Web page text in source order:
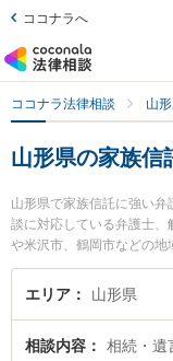
ココナラへ
ココナラ法律相談 山
山形県の家族信
山形県で家族信託に強い
談に対応している弁護士
や米沢市、鶴岡市などの
する家族間の相続トラブ
込み検索もでき便利です
『山形県で土日や夜間に
エリア 山形県
相談内容 相続・遺